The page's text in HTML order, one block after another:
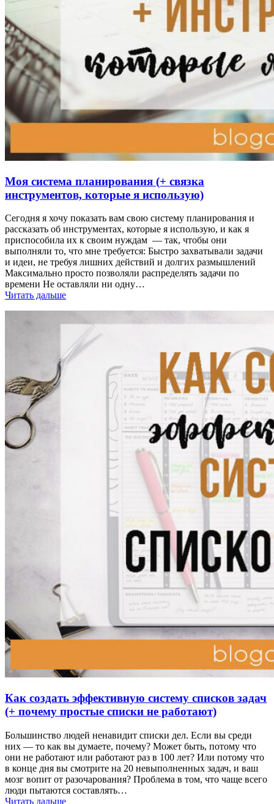
Моя система планирования (+ связка
инструментов, которые я использую)
Сегодня я хочу показать вам свою систему планирования и
рассказать об инструментах, которые я использую, и как я
приспособила их к своим нуждам — так, чтобы они
выполняли то, что мне требуется: Быстро захватывали задачи
и идеи, не требуя лишних действий и долгих размышлений
Максимально просто позволяли распределять задачи по
времени Не оставляли ни одну…
Читать дальше
Как создать эффективную систему списков задач
(+ почему простые списки не работают)
Большинство людей ненавидит списки дел. Если вы среди
них — то как вы думаете, почему? Может быть, потому что
они не работают или работают раз в 100 лет? Или потому что
в конце дня вы смотрите на 20 невыполненных задач, и ваш
мозг вопит от разочарования? Проблема в том, что чаще всего
люди пытаются составлять…
Читать дальше